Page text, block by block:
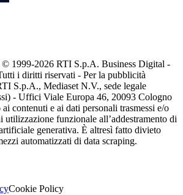
© 1999-2026 RTI S.p.A. Business Digital -
i diritti riservati - Per la pubblicità
S.p.A., Mediaset N.V., sede legale
- Uffici Viale Europa 46, 20093 Cologno
ai contenuti e ai dati personali trasmessi e/o
utilizzazione funzionale all’addestramento di
generativa. È altresì fatto divieto
automatizzati di data scraping.
Cookie Policy